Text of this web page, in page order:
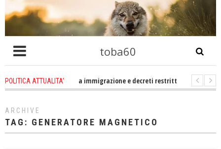
toba60
POLITICA ATTUALITA'
che problema immigrazione e decreti restrittivi della libertà
ARCHIVE
TAG: GENERATORE MAGNETICO